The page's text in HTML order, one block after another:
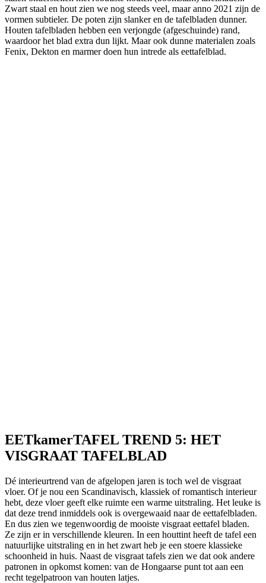
Zwart staal en hout zien we nog steeds veel, maar anno 2021 zijn de
vormen subtieler. De poten zijn slanker en de tafelbladen dunner.
Houten tafelbladen hebben een verjongde (afgeschuinde) rand,
waardoor het blad extra dun lijkt. Maar ook dunne materialen zoals
Fenix, Dekton en marmer doen hun intrede als eettafelblad.
EETkamerTAFEL TREND 5: HET
VISGRAAT TAFELBLAD
Dé interieurtrend van de afgelopen jaren is toch wel de visgraat
vloer. Of je nou een Scandinavisch, klassiek of romantisch interieur
hebt, deze vloer geeft elke ruimte een warme uitstraling. Het leuke is
dat deze trend inmiddels ook is overgewaaid naar de eettafelbladen.
En dus zien we tegenwoordig de mooiste visgraat eettafel bladen.
Ze zijn er in verschillende kleuren. In een houttint heeft de tafel een
natuurlijke uitstraling en in het zwart heb je een stoere klassieke
schoonheid in huis. Naast de visgraat tafels zien we dat ook andere
patronen in opkomst komen: van de Hongaarse punt tot aan een
recht tegelpatroon van houten latjes.